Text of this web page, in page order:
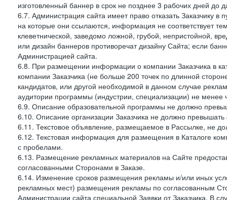
изготовленный баннер в срок не позднее 3 рабочих дней до
6.7. Администрация сайта имеет право отказать Заказчику
на которые они ссылаются, информация не соответствует
клеветнической, заведомо ложной, грубой, непристойной,
или дизайн баннеров противоречат дизайну Сайта; если
Администрацией сайта.
6.8. При размещении информации о компании Заказчика в
компании Заказчика (не больше 200 точек по длинной
кандидатов, или другой необходимой в данном случае
аудитории программы (индустрии, специализации) не
6.9. Описание образовательной программы не должно
6.10. Описание организации Заказчика не должно
6.11. Текстовое объявление, размещаемое в Рассылке, не
6.12. Текстовая информация для размещения в Каталоге
с пробелами.
6.13. Размещение рекламных материалов на Сайте
согласованными Сторонами в Заказе.
6.14. Изменение сроков размещения рекламы и/или иных
рекламных мест) размещения рекламы по согласованным
Администрации сайта специальной Заявки от Заказчика. В